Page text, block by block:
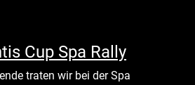
Cup Spa Rally
traten wir bei der Spa